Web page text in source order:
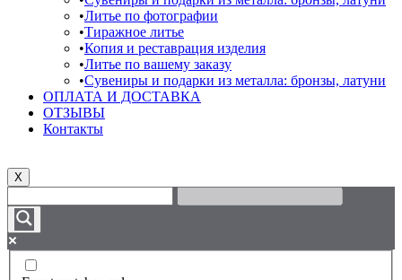
Литье по фотографии
Тиражное литье
Копия и реставрация изделия
Литье по вашему заказу
Сувениры и подарки из металла: бронзы, латуни
ОПЛАТА И ДОСТАВКА
ОТЗЫВЫ
Контакты
X